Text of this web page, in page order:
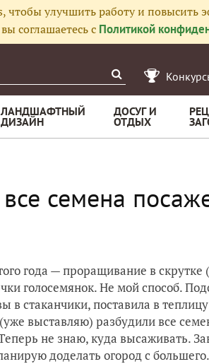
улучшить работу и повысить
соглашаетесь с Политикой
ЛАНДШАФТНЫЙ
ДИЗАЙН
ДОСУГ И
ОТДЫХ
семена
года — проращивание в
голосемянок. Не мой способ.
в стаканчики, поставила в
выставляю) разбудили все
не знаю, куда высаживать.
доделать огород с большего.